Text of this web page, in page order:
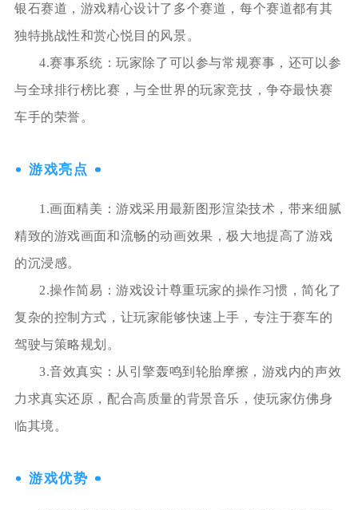
银石赛道，游戏精心设计了多个赛道，每个赛道都有其
独特挑战性和赏心悦目的风景。
4.赛事系统：玩家除了可以参与常规赛事，还可以参
与全球排行榜比赛，与全世界的玩家竞技，争夺最快赛
车手的荣誉。
游戏亮点
1.画面精美：游戏采用最新图形渲染技术，带来细腻
精致的游戏画面和流畅的动画效果，极大地提高了游戏
的沉浸感。
2.操作简易：游戏设计尊重玩家的操作习惯，简化了
复杂的控制方式，让玩家能够快速上手，专注于赛车的
驾驶与策略规划。
3.音效真实：从引擎轰鸣到轮胎摩擦，游戏内的声效
力求真实还原，配合高质量的背景音乐，使玩家仿佛身
临其境。
游戏优势